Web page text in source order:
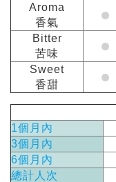
Aroma
香氣
Bitter
苦味
Sweet
香甜
1個月內
3個月內
6個月內
總計人次